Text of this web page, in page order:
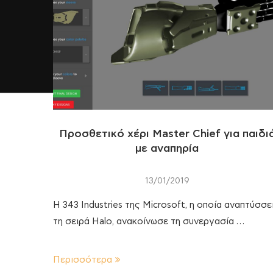
Προσθετικό χέρι Master Chief για
με αναπηρία
13/01/2019
Η 343 Industries της Microsoft, η οποία
τη σειρά Halo, ανακοίνωσε τη συνεργασία …
Περισσότερα